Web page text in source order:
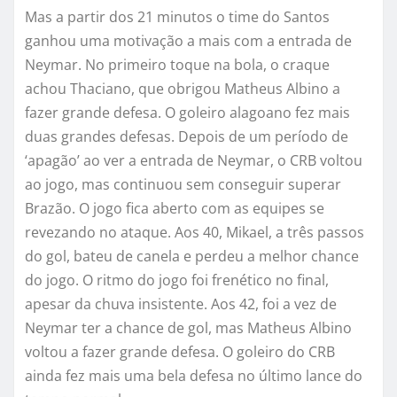
Mas a partir dos 21 minutos o time do Santos
ganhou uma motivação a mais com a entrada de
Neymar. No primeiro toque na bola, o craque
achou Thaciano, que obrigou Matheus Albino a
fazer grande defesa. O goleiro alagoano fez mais
duas grandes defesas. Depois de um período de
‘apagão’ ao ver a entrada de Neymar, o CRB voltou
ao jogo, mas continuou sem conseguir superar
Brazão. O jogo fica aberto com as equipes se
revezando no ataque. Aos 40, Mikael, a três passos
do gol, bateu de canela e perdeu a melhor chance
do jogo. O ritmo do jogo foi frenético no final,
apesar da chuva insistente. Aos 42, foi a vez de
Neymar ter a chance de gol, mas Matheus Albino
voltou a fazer grande defesa. O goleiro do CRB
ainda fez mais uma bela defesa no último lance do